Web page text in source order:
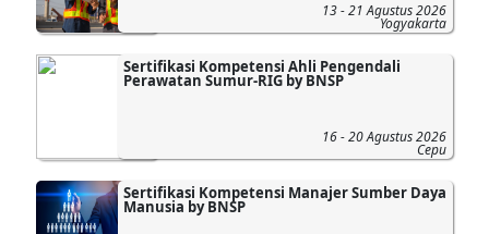
13 - 21 Agustus 2026
Yogyakarta
Sertifikasi Kompetensi Ahli Pengendali
Perawatan Sumur-RIG by BNSP
16 - 20 Agustus 2026
Cepu
Sertifikasi Kompetensi Manajer Sumber Daya
Manusia by BNSP